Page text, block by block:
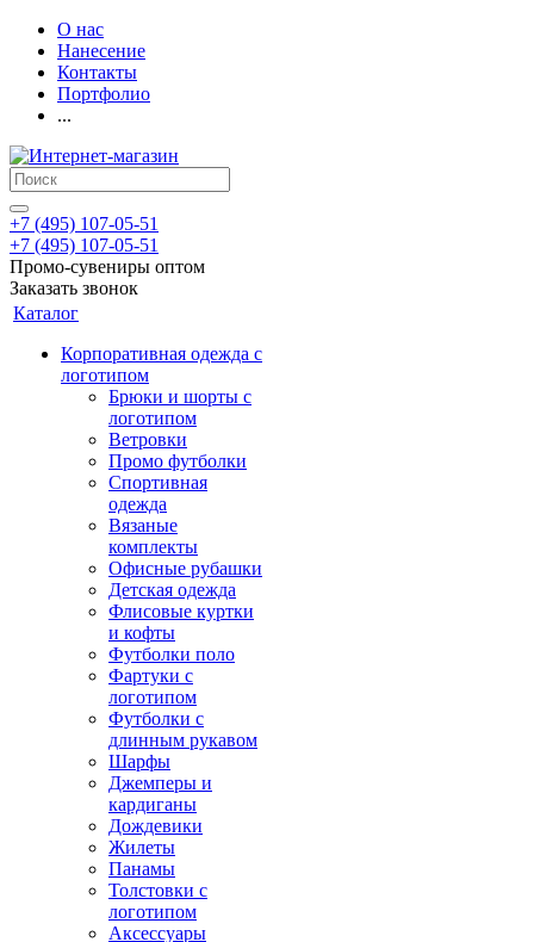
О нас
Нанесение
Контакты
Портфолио
...
+7 (495) 107-05-51
+7 (495) 107-05-51
Промо-сувениры оптом
Заказать звонок
Каталог
Корпоративная одежда с
логотипом
Брюки и шорты с
логотипом
Ветровки
Промо футболки
Спортивная
одежда
Вязаные
комплекты
Офисные рубашки
Детская одежда
Флисовые куртки
и кофты
Футболки поло
Фартуки с
логотипом
Футболки с
длинным рукавом
Шарфы
Джемперы и
кардиганы
Дождевики
Жилеты
Панамы
Толстовки с
логотипом
Аксессуары